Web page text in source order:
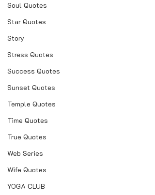
Soul Quotes
Star Quotes
Story
Stress Quotes
Success Quotes
Sunset Quotes
Temple Quotes
Time Quotes
True Quotes
Web Series
Wife Quotes
YOGA CLUB